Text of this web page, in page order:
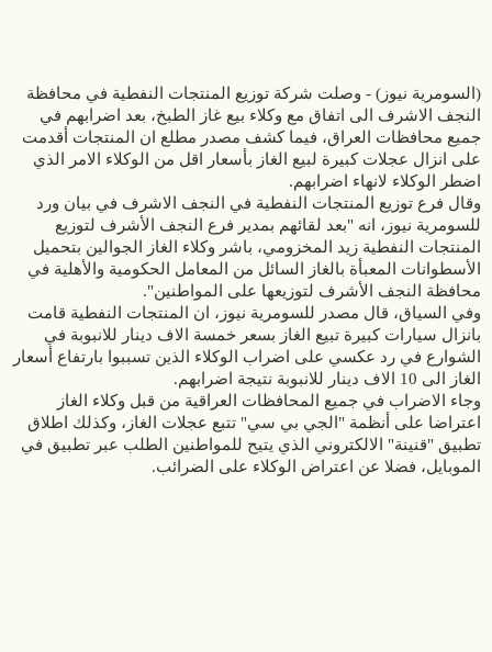
(السومرية نيوز) - وصلت شركة توزيع المنتجات النفطية في محافظة
النجف الاشرف الى اتفاق مع وكلاء بيع غاز الطبخ، بعد اضرابهم في
جميع محافظات العراق، فيما كشف مصدر مطلع ان المنتجات أقدمت
على انزال عجلات كبيرة لبيع الغاز بأسعار اقل من الوكلاء الامر الذي
اضطر الوكلاء لانهاء اضرابهم.
وقال فرع توزيع المنتجات النفطية في النجف الاشرف في بيان ورد
للسومرية نيوز، انه "بعد لقائهم بمدير فرع النجف الأشرف لتوزيع
المنتجات النفطية زيد المخزومي، باشر وكلاء الغاز الجوالين بتحميل
الأسطوانات المعبأة بالغاز السائل من المعامل الحكومية والأهلية في
محافظة النجف الأشرف لتوزيعها على المواطنين".
وفي السياق، قال مصدر للسومرية نيوز، ان المنتجات النفطية قامت
بانزال سيارات كبيرة تبيع الغاز بسعر خمسة الاف دينار للانبوبة في
الشوارع في رد عكسي على اضراب الوكلاء الذين تسببوا بارتفاع أسعار
الغاز الى 10 الاف دينار للانبوبة نتيجة اضرابهم.
وجاء الاضراب في جميع المحافظات العراقية من قبل وكلاء الغاز
اعتراضا على أنظمة "الجي بي سي" تتبع عجلات الغاز، وكذلك اطلاق
تطبيق "قنينة" الالكتروني الذي يتيح للمواطنين الطلب عبر تطبيق في
الموبايل، فضلا عن اعتراض الوكلاء على الضرائب.